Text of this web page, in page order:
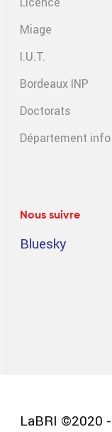
Miage
I.U.T.
Bordeaux INP
Doctorats
Département info
Nous suivre
Bluesky
LaBRI ©2020